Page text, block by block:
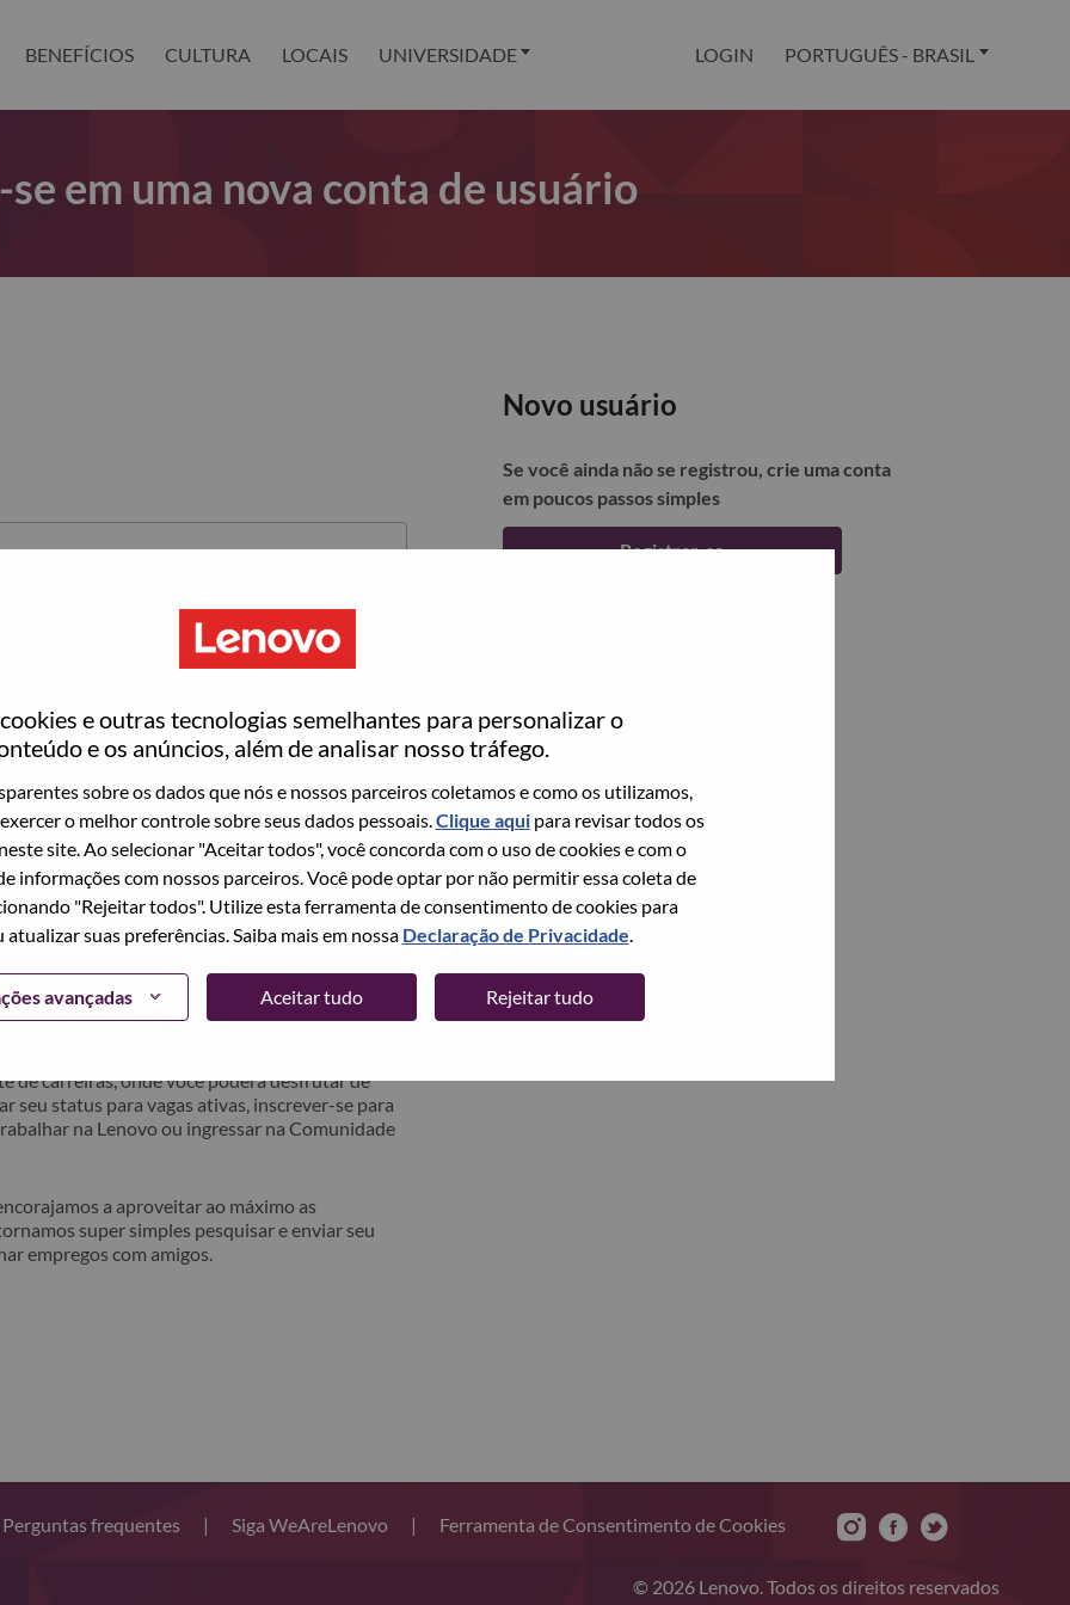
e outras tecnologias semelhantes para personalizar o
e os anúncios, além de analisar nosso tráfego.
sobre os dados que nós e nossos parceiros coletamos e como os utilizamos,
o melhor controle sobre seus dados pessoais.Clique aquipara revisar todos os
site. Ao selecionar "Aceitar todos", você concorda com o uso de cookies e com o
informações com nossos parceiros. Você pode optar por não permitir essa coleta de
"Rejeitar todos". Utilize esta ferramenta de consentimento de cookies para
atualizar suas preferências. Saiba mais em nossa Declaração de Privacidade.
avançadas Aceitar tudo Rejeitar tudo
BENEFÍCIOS CULTURA LOCAIS UNIVERSIDADE LOGIN PORTUGUÊS - BRASIL
em uma nova conta de usuário
no momento, temos seu e-mail salvo em nosso
redefinir e fazer login.
e/ou registrar-se como um novo usuário,
hrsupport@lenovo.com
com os detalhes do seu
de login do candidato" no assunto do e-
contato com você para obter suporte após a
de carreiras, onde você poderá desfrutar de
seu status para vagas ativas, inscrever-se para
na Lenovo ou ingressar na Comunidade
a aproveitar ao máximo as
super simples pesquisar e enviar seu
empregos com amigos.
Novo usuário
Se você ainda não se registrou, crie uma conta
em poucos passos simples
Registrar-se
Perguntas frequentes | Siga WeAreLenovo | Ferramenta de Consentimento de Cookies
© 2026 Lenovo. Todos os direitos reservados